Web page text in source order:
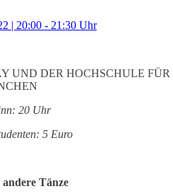
| 20:00 - 21:30 Uhr
UND DER HOCHSCHULE FÜR
20 Uhr
5 Euro
Tänze